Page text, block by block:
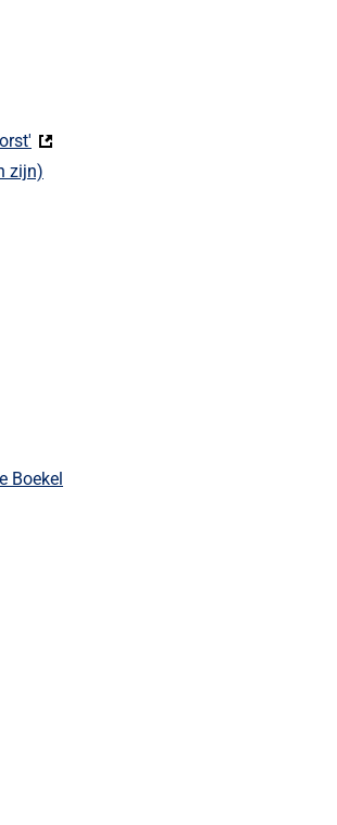
(Deze link gaat naar een externe website)
zijn)
Boekel